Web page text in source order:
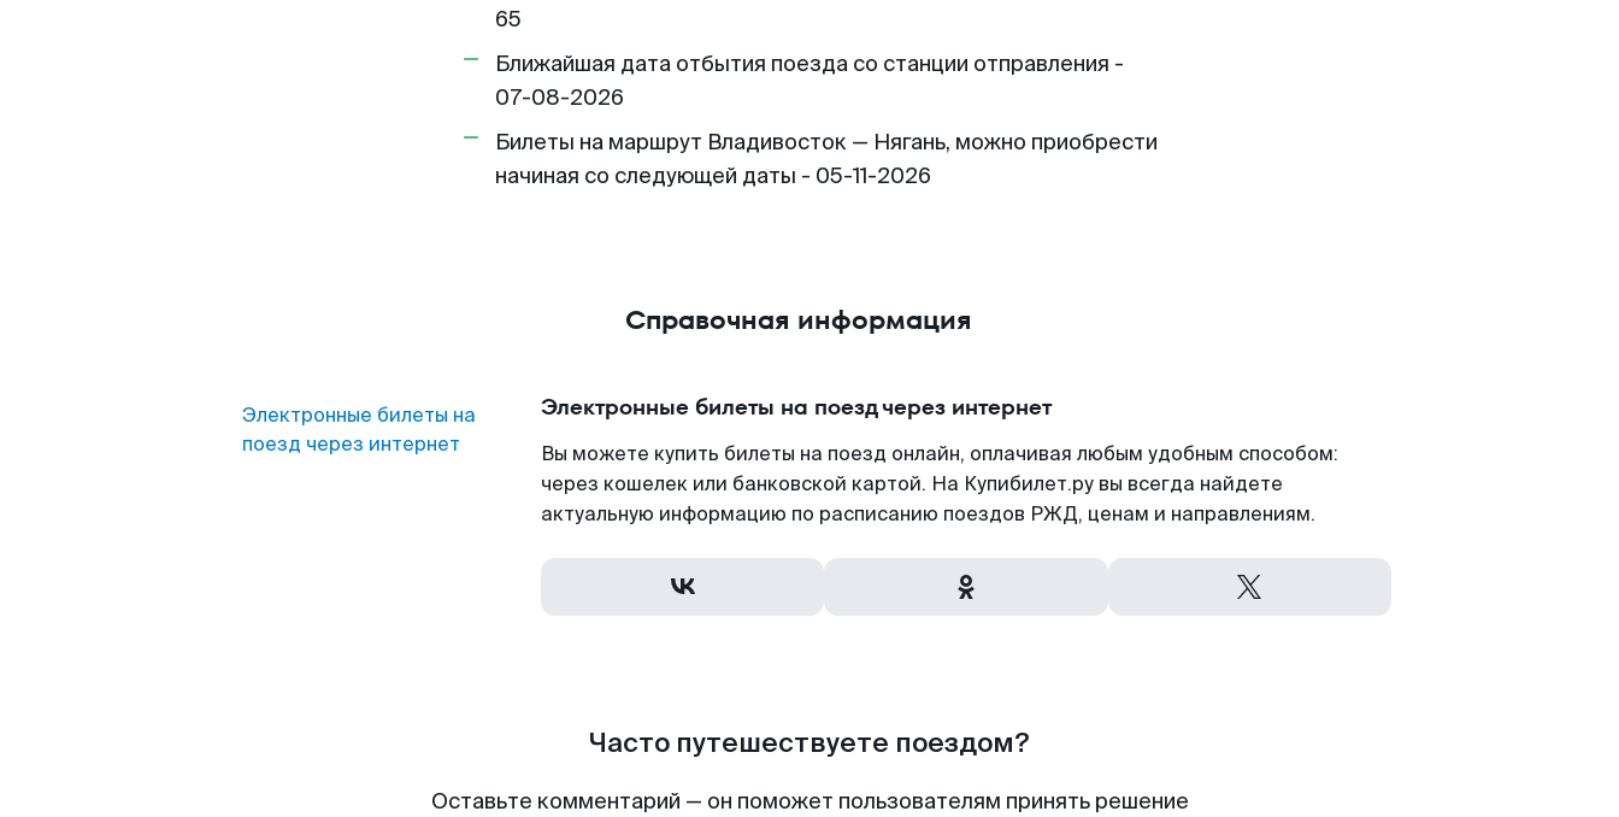
65
Ближайшая дата отбытия поезда со станции отправления -
07-08-2026
Билеты на маршрут Владивосток — Нягань, можно приобрести
начиная со следующей даты - 05-11-2026
Справочная информация
Электронные билеты на
поезд через интернет
Электронные билеты на поезд через интернет
Вы можете купить билеты на поезд онлайн, оплачивая любым удобным способом:
через кошелек или банковской картой. На Купибилет.ру вы всегда найдете
актуальную информацию по расписанию поездов РЖД, ценам и направлениям.
Часто путешествуете поездом?
Оставьте комментарий — он поможет пользователям принять решение